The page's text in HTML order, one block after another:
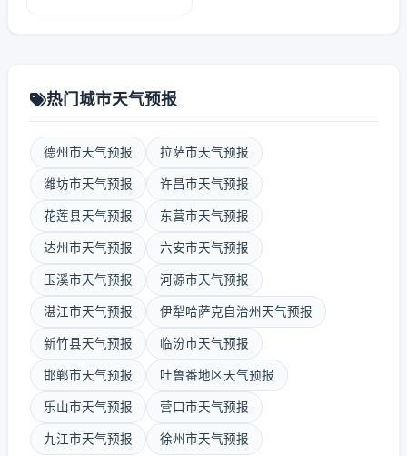
热门城市天气预报
德州市天气预报 拉萨市天气预报
潍坊市天气预报 许昌市天气预报
花莲县天气预报 东营市天气预报
达州市天气预报 六安市天气预报
玉溪市天气预报 河源市天气预报
湛江市天气预报 伊犁哈萨克自治州天气预报
新竹县天气预报 临汾市天气预报
邯郸市天气预报 吐鲁番地区天气预报
乐山市天气预报 营口市天气预报
九江市天气预报 徐州市天气预报